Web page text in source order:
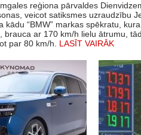
reģiona pārvaldes
veicot satiksmes uzraudzību
kādu “BMW” markas spēkratu,
brauca ar 170 km/h lielu ātrumu,
par 80 km/h. LASĪT VAIRĀK